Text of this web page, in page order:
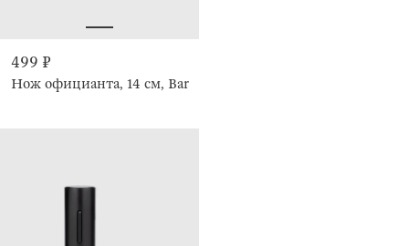
499 ₽
Нож официанта, 14 см, Bar